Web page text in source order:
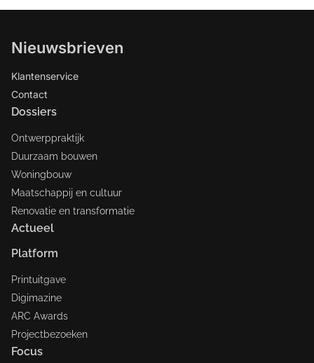
Nieuwsbrieven
Klantenservice
Contact
Dossiers
Ontwerppraktijk
Duurzaam bouwen
Woningbouw
Maatschappij en cultuur
Renovatie en transformatie
Actueel
Platform
Printuitgave
Digimazine
ARC Awards
Projectbezoeken
Focus